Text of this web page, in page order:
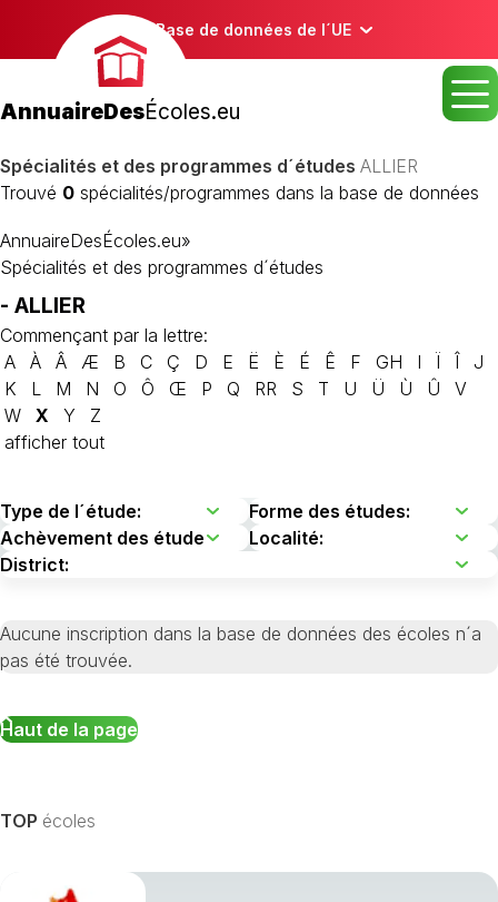
Base de données de l´UE
AnnuaireDesÉcoles.eu
Spécialités et des programmes d´études ALLIER
Trouvé 0 spécialités/programmes dans la base de données
AnnuaireDesÉcoles.eu»
Spécialités et des programmes d´études
- ALLIER
Commençant par la lettre:
A
À Â Æ B C Ç D E Ë È É Ê F GH I Ï Î
J
K
L M N O Ô Œ P Q RR S T U Ü Ù Û
V
W
X Y
Z
afficher tout
Aucune inscription dans la base de données des écoles n´a
pas été trouvée.
Haut de la page
TOP écoles